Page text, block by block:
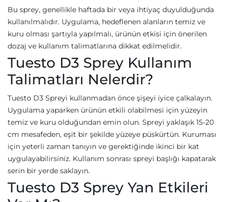
Bu sprey, genellikle haftada bir veya ihtiyaç duyulduğunda
kullanılmalıdır. Uygulama, hedeflenen alanların temiz ve
kuru olması şartıyla yapılmalı, ürünün etkisi için önerilen
dozaj ve kullanım talimatlarına dikkat edilmelidir.
Tuesto D3 Sprey Kullanım
Talimatları Nelerdir?
Tuesto D3 Spreyi kullanmadan önce şişeyi iyice çalkalayın.
Uygulama yaparken ürünün etkili olabilmesi için yüzeyin
temiz ve kuru olduğundan emin olun. Spreyi yaklaşık 15-20
cm mesafeden, eşit bir şekilde yüzeye püskürtün. Kuruması
için yeterli zaman tanıyın ve gerektiğinde ikinci bir kat
uygulayabilirsiniz. Kullanım sonrası spreyi başlığı kapatarak
serin bir yerde saklayın.
Tuesto D3 Sprey Yan Etkileri